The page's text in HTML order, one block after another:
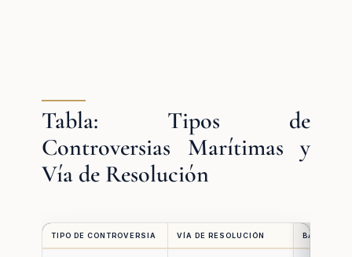
Tabla: Tipos de
Controversias Marítimas y
Vía de Resolución
TIPO DE CONTROVERSIA VÍA DE RESOLUCIÓN BASE